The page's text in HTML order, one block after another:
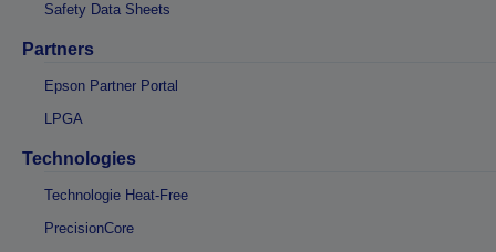
Safety Data Sheets
Partners
Epson Partner Portal
LPGA
Technologies
Technologie Heat-Free
PrecisionCore